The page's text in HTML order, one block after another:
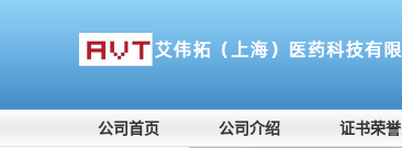
公司首页 公司介绍 证书荣誉